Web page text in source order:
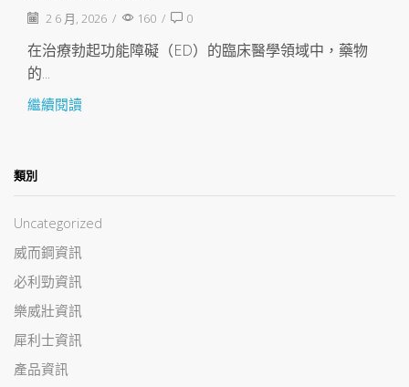
2 6 月, 2026 / 160 / 0
在治療勃起功能障礙（ED）的臨床醫學領域中，藥物
的...
繼續閱讀
類別
Uncategorized
威而鋼資訊
必利勁資訊
樂威壯資訊
犀利士資訊
產品資訊